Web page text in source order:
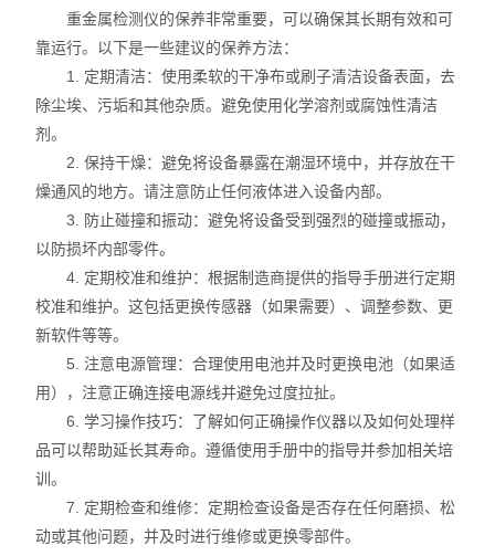
气质联用仪
RoHS2.0检测仪
重金属检测仪的保养非常重要，可以确保其长期有效和可
靠运行。以下是一些建议的保养方法：
1. 定期清洁：使用柔软的干净布或刷子清洁设备表面，去
除尘埃、污垢和其他杂质。避免使用化学溶剂或腐蚀性清洁
剂。
2. 保持干燥：避免将设备暴露在潮湿环境中，并存放在干
燥通风的地方。请注意防止任何液体进入设备内部。
3. 防止碰撞和振动：避免将设备受到强烈的碰撞或振动，
以防损坏内部零件。
4. 定期校准和维护：根据制造商提供的指导手册进行定期
校准和维护。这包括更换传感器（如果需要）、调整参数、更
新软件等等。
5. 注意电源管理：合理使用电池并及时更换电池（如果适
用），注意正确连接电源线并避免过度拉扯。
6. 学习操作技巧：了解如何正确操作仪器以及如何处理样
品可以帮助延长其寿命。遵循使用手册中的指导并参加相关培
训。
7. 定期检查和维修：定期检查设备是否存在任何磨损、松
动或其他问题，并及时进行维修或更换零部件。